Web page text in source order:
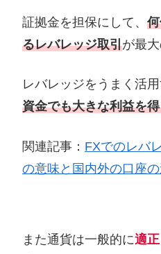
証拠金を担保にして、
るレバレッジ取引が最大
レバレッジをうまく活用
資金でも大きな利益を
関連記事： FXでのレバ
の意味と国内外の口座
また通貨は一般的に適